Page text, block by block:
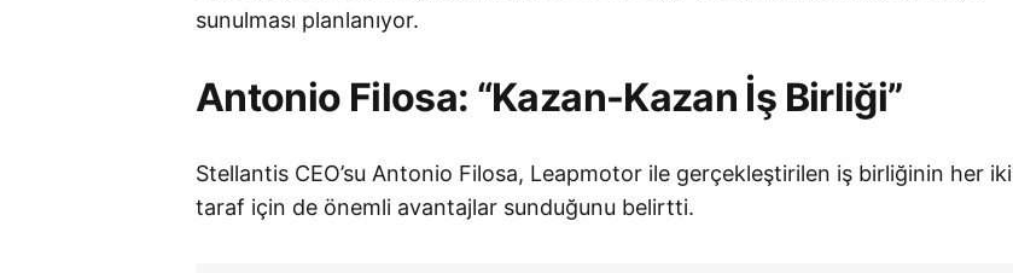
sunulması planlanıyor.
Antonio Filosa: “Kazan-Kazan İş Birliği”
Stellantis CEO’su Antonio Filosa, Leapmotor ile gerçekleştirilen iş birliğinin her iki
taraf için de önemli avantajlar sunduğunu belirtti.